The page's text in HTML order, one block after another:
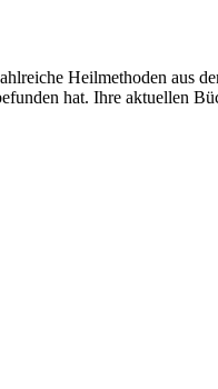
Heilmethoden aus
hat. Ihre aktuellen